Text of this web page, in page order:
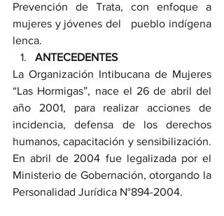
Prevención de Trata, con enfoque a
mujeres y jóvenes del   pueblo indígena
lenca.
ANTECEDENTES
La Organización Intibucana de Mujeres
“Las Hormigas”, nace el 26 de abril del
año 2001, para realizar acciones de
incidencia, defensa de los derechos
humanos, capacitación y sensibilización.
En abril de 2004 fue legalizada por el
Ministerio de Gobernación, otorgando la
Personalidad Jurídica N°894-2004.